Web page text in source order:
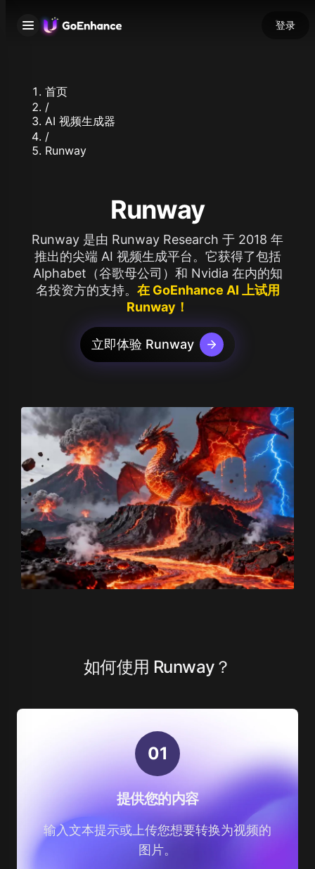
登录
首页
/
AI 视频生成器
/
Runway
Runway
Runway 是由 Runway Research 于 2018 年
推出的尖端 AI 视频生成平台。它获得了包括
Alphabet（谷歌母公司）和 Nvidia 在内的知
名投资方的支持。 在 GoEnhance AI 上试用
Runway！
立即体验 Runway
如何使用 Runway？
01
提供您的内容
输入文本提示或上传您想要转换为视频的
图片。